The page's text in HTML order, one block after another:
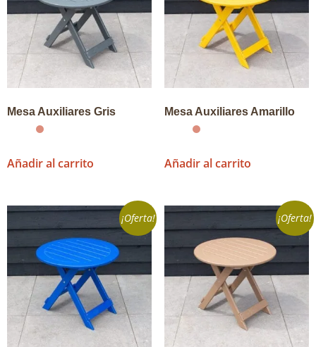
Mesa Auxiliares Gris
Añadir al carrito
Mesa Auxiliares Amarillo
Añadir al carrito
¡Oferta! ¡Oferta!